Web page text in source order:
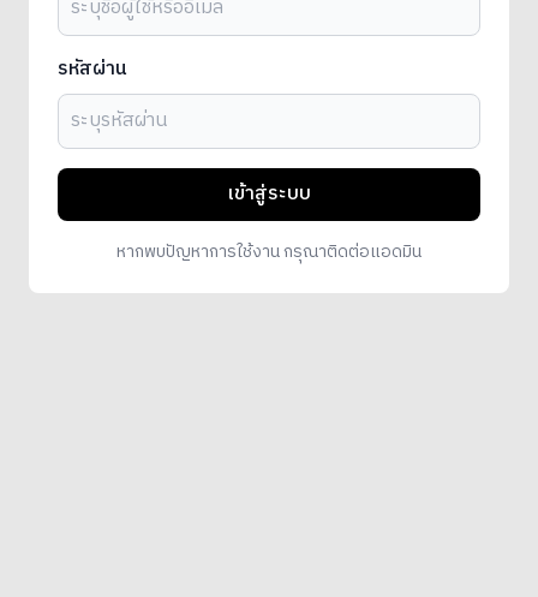
รหัสผ่าน
เข้าสู่ระบบ
หากพบปัญหาการใช้งาน กรุณาติดต่อแอดมิน